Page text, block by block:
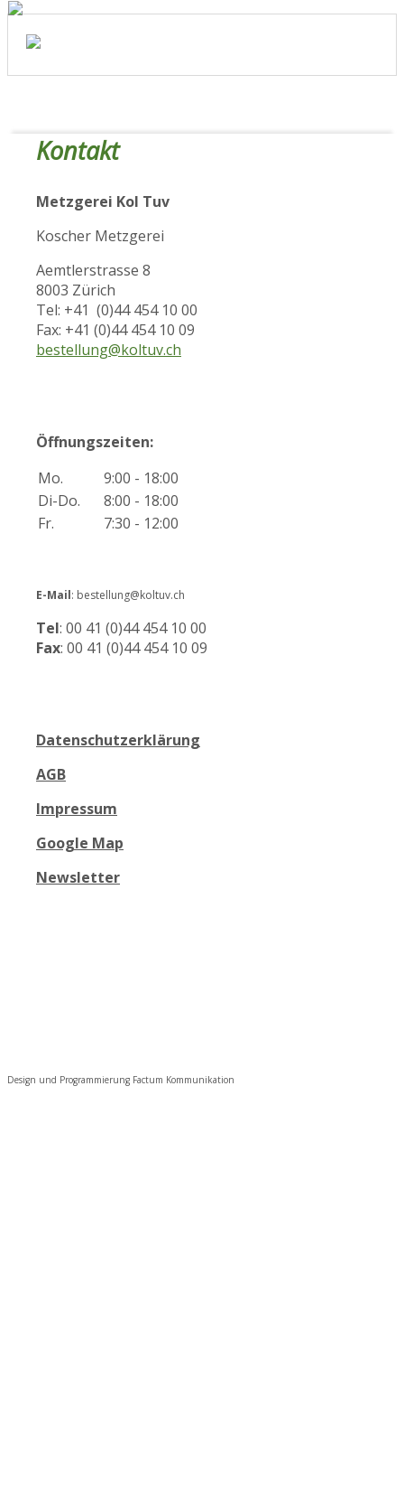
Kontakt
Metzgerei Kol Tuv
Koscher Metzgerei
Aemtlerstrasse 8
8003 Zürich
Tel: +41 (0)44 454 10 00
Fax: +41 (0)44 454 10 09
bestellung@koltuv.ch
Öffnungszeiten:
Mo.
9:00 - 18:00
Di-Do.
8:00 - 18:00
Fr.
7:30 - 12:00
E-Mail: bestellung@koltuv.ch
Tel: 00 41 (0)44 454 10 00
Fax: 00 41 (0)44 454 10 09
Datenschutzerklärung
AGB
Impressum
Google Map
Newsletter
Design und Programmierung Factum Kommunikation